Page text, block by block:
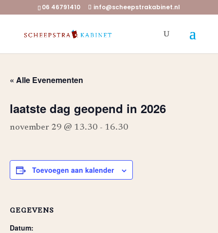
06 46791410 info@scheepstrakabinet.nl
« Alle Evenementen
laatste dag geopend in 2026
november 29 @ 13.30 - 16.30
Toevoegen aan kalender
GEGEVENS
Datum: